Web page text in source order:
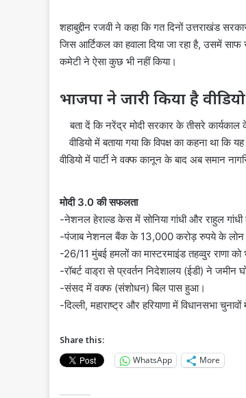
शहाबुद्दीन रजवी ने कहा कि गत दिनों उत्तराखंड
जिस आर्टिकल का हवाला दिया जा रहा है, उसमें
कमेटी ने ऐसा कुछ भी नहीं किया।
भाजपा ने जारी किया है वीडियो
बता दें कि नरेंद्र मोदी सरकार के तीसरे कार्यकाल
वीडियो में बताया गया कि विपक्ष का कहना था
वीडियो में पार्टी ने वक्फ कानून के बाद अब समान
मोदी 3.0 की सफलता
-नेशनल हेराल्ड केस में सोनिया गांधी और राहुल
-पंजाब नेशनल बैंक के 13,000 करोड़ रुपये के लोन
-26/11 मुंबई हमलों का मास्टरमाइंड तहव्वुर राणा को
-रॉबर्ट वाड्रा से प्रवर्तन निदेशालय (ईडी) ने जमीन
-संसद में वक्फ (संशोधन) बिल पास हुआ।
-दिल्ली, महाराष्ट्र और हरियाणा में विधानसभा
Share this:
WhatsApp
More